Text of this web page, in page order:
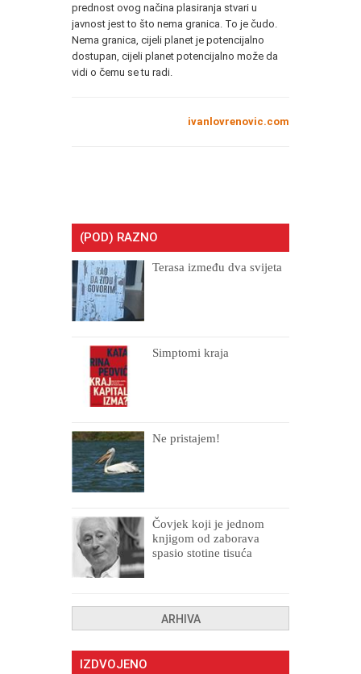
prednost ovog načina plasiranja stvari u
javnost jest to što nema granica. To je čudo.
Nema granica, cijeli planet je potencijalno
dostupan, cijeli planet potencijalno može da
vidi o čemu se tu radi.
ivanlovrenovic.com
(POD) RAZNO
Terasa između dva svijeta
Simptomi kraja
Ne pristajem!
Čovjek koji je jednom
knjigom od zaborava
spasio stotine tisuća
ARHIVA
IZDVOJENO